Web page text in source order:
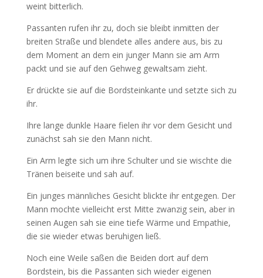
weint bitterlich.
Passanten rufen ihr zu, doch sie bleibt inmitten der
breiten Straße und blendete alles andere aus, bis zu
dem Moment an dem ein junger Mann sie am Arm
packt und sie auf den Gehweg gewaltsam zieht.
Er drückte sie auf die Bordsteinkante und setzte sich zu
ihr.
Ihre lange dunkle Haare fielen ihr vor dem Gesicht und
zunächst sah sie den Mann nicht.
Ein Arm legte sich um ihre Schulter und sie wischte die
Tränen beiseite und sah auf.
Ein junges männliches Gesicht blickte ihr entgegen. Der
Mann mochte vielleicht erst Mitte zwanzig sein, aber in
seinen Augen sah sie eine tiefe Wärme und Empathie,
die sie wieder etwas beruhigen ließ.
Noch eine Weile saßen die Beiden dort auf dem
Bordstein, bis die Passanten sich wieder eigenen